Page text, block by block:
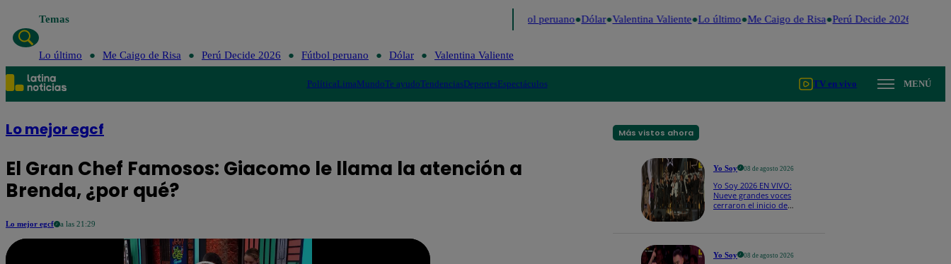
Temas Fútbol peruano Dólar Valentina Valiente Lo último Me Caigo de Risa Perú Decide 2026
Lo último Me Caigo de Risa Perú Decide 2026 Fútbol peruano Dólar Valentina Valiente
PolíticaLimaMundoTe ayudoTendenciasDeportesEspectáculos TV en vivo MENÚ
Lo mejor egcf
El Gran Chef Famosos: Giacomo le llama la atención a
Brenda, ¿por qué?
Lo mejor egcf a las 21:29
Más vistos ahora
Yo Soy 08 de agosto 2026
Yo Soy 2026 EN VIVO:
Nueve grandes voces
cerraron el inicio de
Yo Soy 08 de agosto 2026